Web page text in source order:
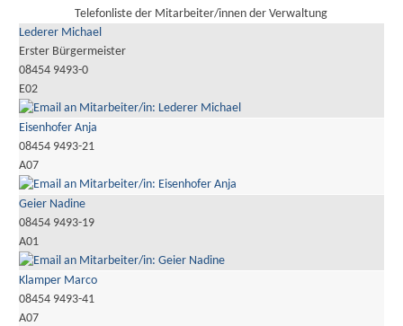
Telefonliste der Mitarbeiter/innen der Verwaltung
Lederer Michael
Erster Bürgermeister
08454 9493-0
E02
Eisenhofer Anja
08454 9493-21
A07
Geier Nadine
08454 9493-19
A01
Klamper Marco
08454 9493-41
A07